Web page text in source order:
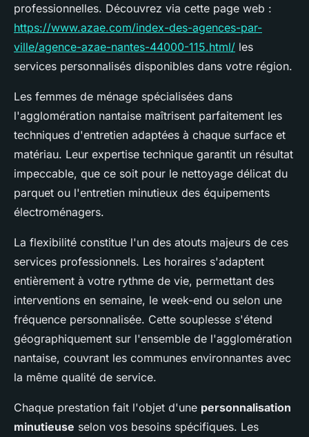
professionnelles. Découvrez via cette page web :
https://www.azae.com/index-des-agences-par-
ville/agence-azae-nantes-44000-115.html/ les
services personnalisés disponibles dans votre région.
Les femmes de ménage spécialisées dans
l'agglomération nantaise maîtrisent parfaitement les
techniques d'entretien adaptées à chaque surface et
matériau. Leur expertise technique garantit un résultat
impeccable, que ce soit pour le nettoyage délicat du
parquet ou l'entretien minutieux des équipements
électroménagers.
La flexibilité constitue l'un des atouts majeurs de ces
services professionnels. Les horaires s'adaptent
entièrement à votre rythme de vie, permettant des
interventions en semaine, le week-end ou selon une
fréquence personnalisée. Cette souplesse s'étend
géographiquement sur l'ensemble de l'agglomération
nantaise, couvrant les communes environnantes avec
la même qualité de service.
Chaque prestation fait l'objet d'une personnalisation
minutieuse selon vos besoins spécifiques. Les